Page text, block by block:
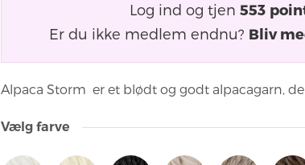
Log ind og tjen 553
Er du ikke medlem endnu? Bliv
Alpaca Storm er et blødt og godt alpacagarn,
Vælg farve